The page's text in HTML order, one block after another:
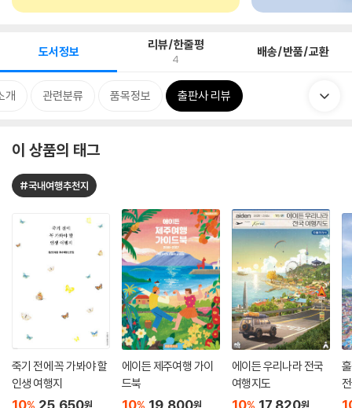
도서정보 리뷰/한줄평
4 배송/반품/교환
개 관련분류 품목정보 출판사 리뷰
이 상품의 태그
#국내여행추천지
죽기 전에 꼭 가봐야 할
인생 여행지
10 25,650원
에이든 제주여행 가이
드북
10 19,800원
에이든 우리나라 전국
여행지도
10 17,820원